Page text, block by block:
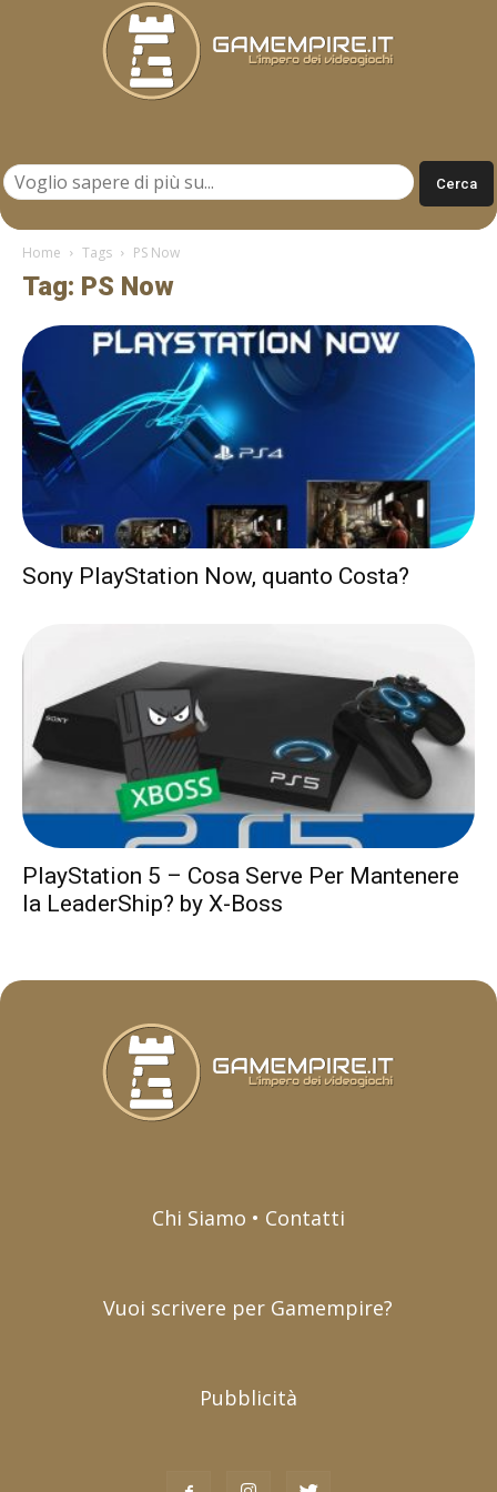
Home Tags PS Now
Tag: PS Now
Sony PlayStation Now, quanto Costa?
PlayStation 5 – Cosa Serve Per Mantenere
la LeaderShip? by X-Boss
Chi Siamo • Contatti
Vuoi scrivere per Gamempire?
Pubblicità